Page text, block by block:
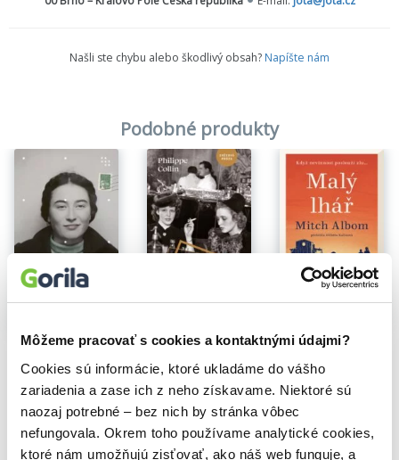
Môžeme pracovať s cookies a kontaktnými údajmi?
Cookies sú informácie, ktoré ukladáme do vášho
zariadenia a zase ich z neho získavame. Niektoré sú
naozaj potrebné – bez nich by stránka vôbec
nefungovala. Okrem toho používame analytické cookies,
ktoré nám umožňujú zisťovať, ako náš web funguje, a
Našli ste chybu alebo škodlivý obsah? Napíšte nám
Podobné produkty
Pohlednice
Anne Berest
20,58€
Barman z hotelu Ritz
14,47€
Malý lhář
Mitch Albom
14,04€